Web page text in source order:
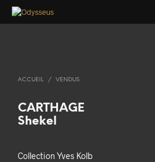
ACCUEIL / VENDUS
CARTHAGE
Shekel
Collection Yves Kolb